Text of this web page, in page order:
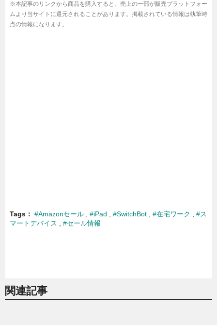
※本記事のリンクから商品を購入すると、売上の一部が販売プラットフォー
ムより当サイトに還元されることがあります。掲載されている情報は執筆時
点の情報になります。
Tags #Amazonセール #iPad #SwitchBot #在宅ワーク
#ス
マートデバイス
#セール情報
関連記事